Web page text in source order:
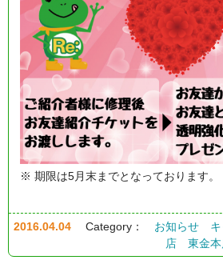
※ 期限は5月末までとなっております。
2016.04.04 Category： お知らせ
店
東金